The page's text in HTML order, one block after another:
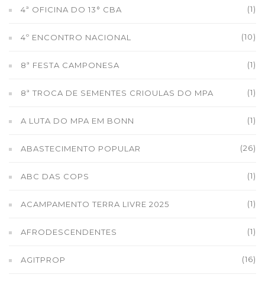
4ª OFICINA DO 13° CBA (1)
4º ENCONTRO NACIONAL (10)
8ª FESTA CAMPONESA (1)
8ª TROCA DE SEMENTES CRIOULAS DO MPA (1)
A LUTA DO MPA EM BONN (1)
ABASTECIMENTO POPULAR (26)
ABC DAS COPS (1)
ACAMPAMENTO TERRA LIVRE 2025 (1)
AFRODESCENDENTES (1)
AGITPROP (16)